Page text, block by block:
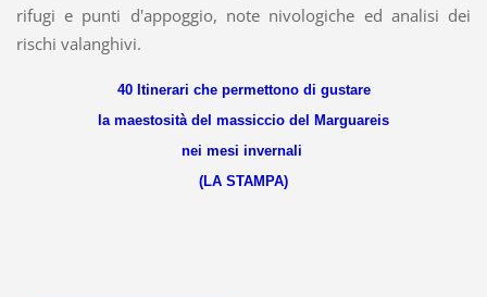
rifugi e punti d'appoggio, note nivologiche ed analisi dei
rischi valanghivi.
40 Itinerari che permettono di gustare
la maestosità del massiccio del Marguareis
nei mesi invernali
(LA STAMPA)